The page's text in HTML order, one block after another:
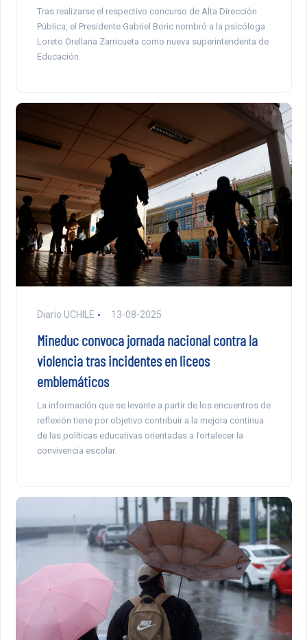
Tras realizarse el respectivo concurso de Alta Dirección
Pública, el Presidente Gabriel Boric nombró a la psicóloga
Loreto Orellana Zarricueta como nueva superintendenta de
Educación.
Diario UCHILE 13-08-2025
Mineduc convoca jornada nacional contra la
violencia tras incidentes en liceos
emblemáticos
La información que se levante a partir de los encuentros de
reflexión tiene por objetivo contribuir a la mejora continua
de las políticas educativas orientadas a fortalecer la
convivencia escolar.